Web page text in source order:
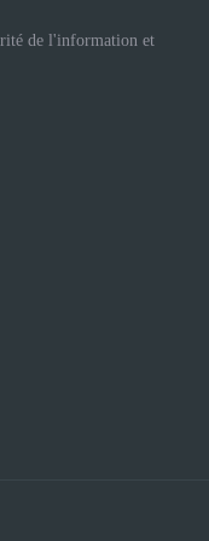
de l'information et